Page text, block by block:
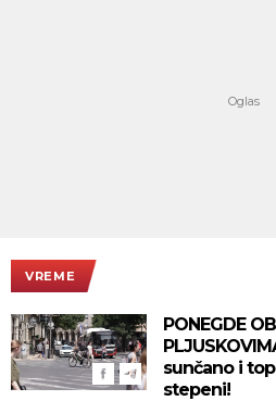
VREME
PONEGDE
sunčano i
stepeni!